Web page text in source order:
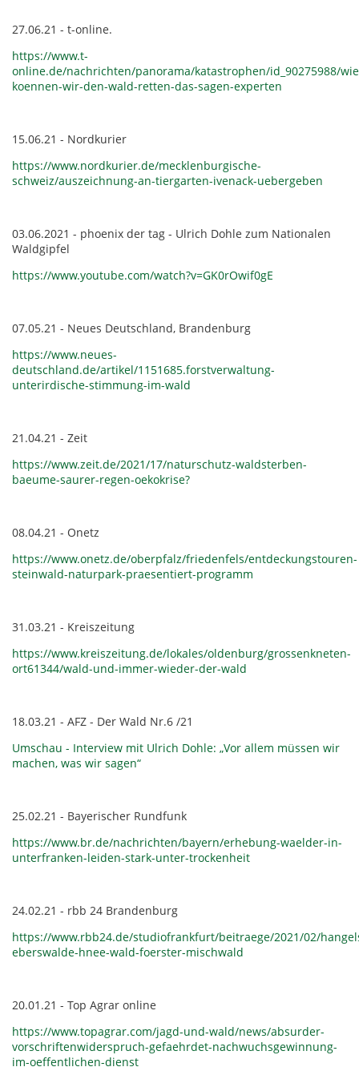
27.06.21 - t-online.
https://www.t-
online.de/nachrichten/panorama/katastrophen/id_90275988/
koennen-wir-den-wald-retten-das-sagen-experten
15.06.21 - Nordkurier
https://www.nordkurier.de/mecklenburgische-
schweiz/auszeichnung-an-tiergarten-ivenack-uebergeben
03.06.2021 - phoenix der tag - Ulrich Dohle zum Nationalen
Waldgipfel
https://www.youtube.com/watch?v=GK0rOwif0gE
07.05.21 - Neues Deutschland, Brandenburg
https://www.neues-
deutschland.de/artikel/1151685.forstverwaltung-
unterirdische-stimmung-im-wald
21.04.21 - Zeit
https://www.zeit.de/2021/17/naturschutz-waldsterben-
baeume-saurer-regen-oekokrise?
08.04.21 - Onetz
https://www.onetz.de/oberpfalz/friedenfels/entdeckungstouren-
steinwald-naturpark-praesentiert-programm
31.03.21 - Kreiszeitung
https://www.kreiszeitung.de/lokales/oldenburg/grossenkneten-
ort61344/wald-und-immer-wieder-der-wald
18.03.21 - AFZ - Der Wald Nr.6 /21
Umschau - Interview mit Ulrich Dohle: „Vor allem müssen wir
machen, was wir sagen“
25.02.21 - Bayerischer Rundfunk
https://www.br.de/nachrichten/bayern/erhebung-waelder-in-
unterfranken-leiden-stark-unter-trockenheit
24.02.21 - rbb 24 Brandenburg
https://www.rbb24.de/studiofrankfurt/beitraege/2021/02/
eberswalde-hnee-wald-foerster-mischwald
20.01.21 - Top Agrar online
https://www.topagrar.com/jagd-und-wald/news/absurder-
vorschriftenwiderspruch-gefaehrdet-nachwuchsgewinnung-
im-oeffentlichen-dienst